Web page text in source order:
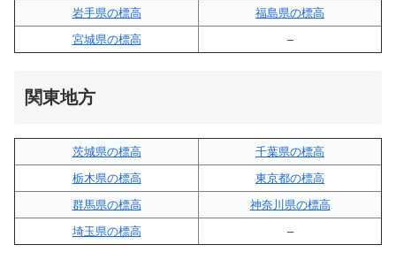
岩手県の標高
福島県の標高
宮城県の標高
–
関東地方
茨城県の標高
千葉県の標高
栃木県の標高
東京都の標高
群馬県の標高
神奈川県の標高
埼玉県の標高
–